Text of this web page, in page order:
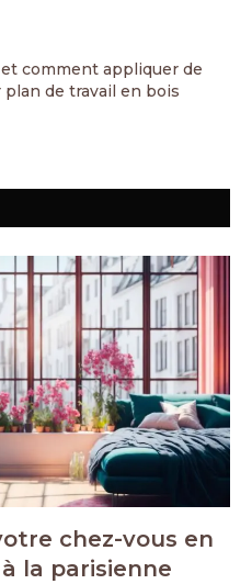
comment appliquer de
plan de travail en bois
chez-vous en
la parisienne